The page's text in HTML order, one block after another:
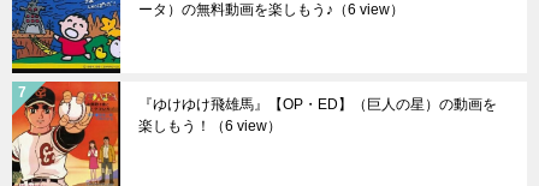
ータ）の無料動画を楽しもう♪ （6 view）
『ゆけゆけ飛雄馬』【OP・ED】（巨人の星）の動画を
楽しもう！
（6 view）